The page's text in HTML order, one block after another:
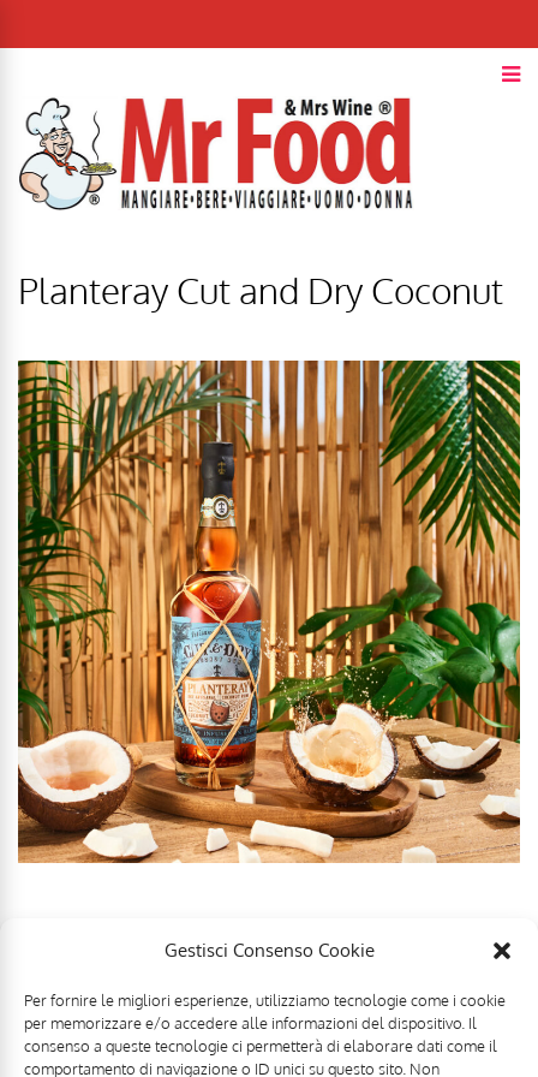
Gestisci Consenso Cookie
Per fornire le migliori esperienze, utilizziamo tecnologie come i cookie
per memorizzare e/o accedere alle informazioni del dispositivo. Il
consenso a queste tecnologie ci permetterà di elaborare dati come il
comportamento di navigazione o ID unici su questo sito. Non
Planteray Cut and Dry Coconut